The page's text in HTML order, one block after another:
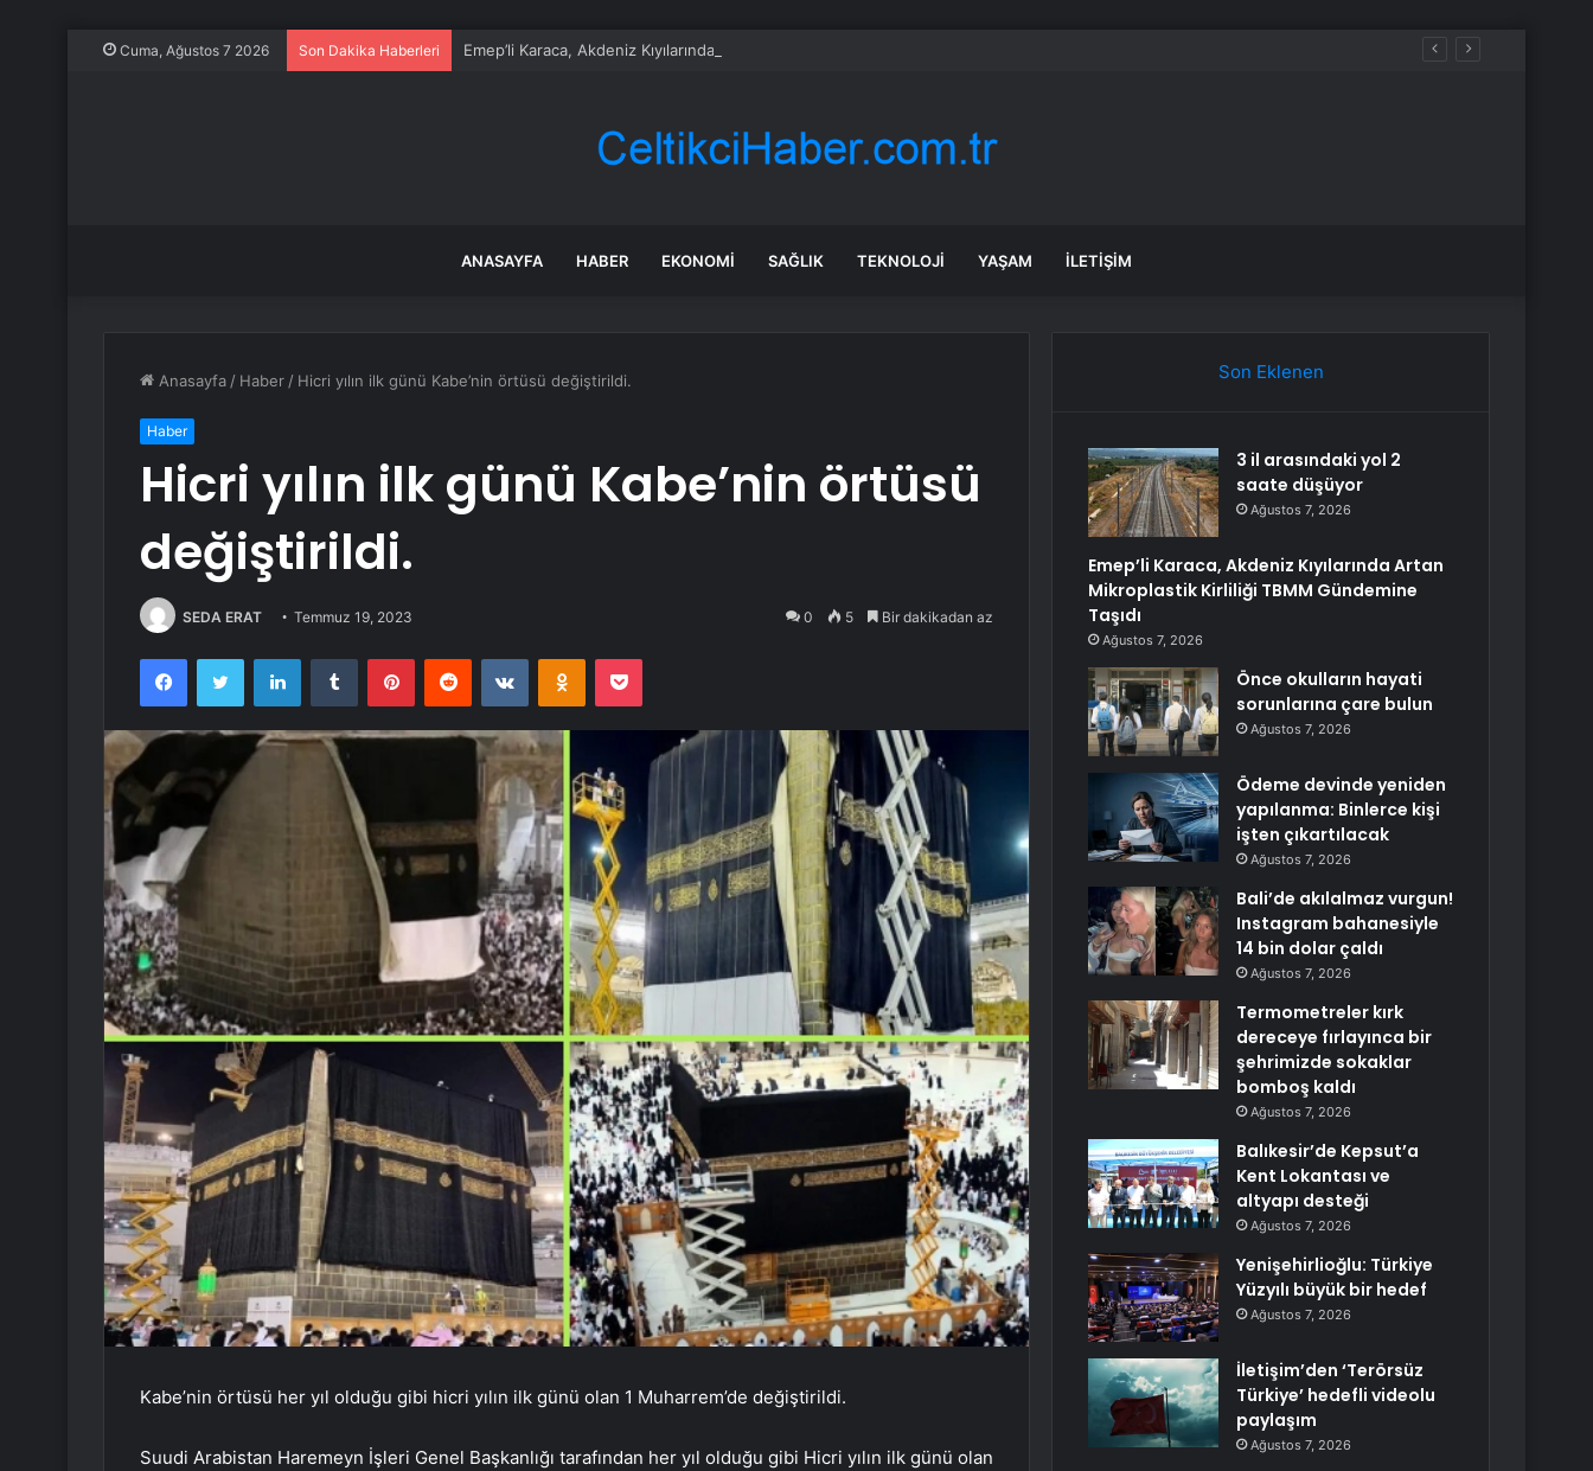
Cuma, Ağustos 7 2026 Son Dakika Haberleri Emep’li Karaca, Akdeniz Kıyılarında Artan Mikroplastik Kirliliği TBMM Gündemine Taşıdı
ANASAYFA HABER EKONOMI SAĞLIK TEKNOLOJI YAŞAM İLETIŞIM
Anasayfa / Haber / Hicri yılın ilk günü Kabe’nin örtüsü değiştirildi.
Haber
Hicri yılın ilk günü Kabe’nin örtüsü
değiştirildi.
SEDA ERAT Temmuz 19, 2023 0 5 Bir dakikadan az
FacebookTwitter LinkedInTumblr PinterestReddit VKontakteOdnoklassniki
Pocket
Kabe’nin örtüsü her yıl olduğu gibi hicri yılın ilk günü olan 1 Muharrem’de değiştirildi.
Suudi Arabistan Haremeyn İşleri Genel Başkanlığı tarafından her yıl olduğu gibi Hicri yılın ilk günü olan
Son Eklenen
3 il arasındaki yol 2
saate düşüyor
Ağustos 7, 2026
Emep’li Karaca, Akdeniz Kıyılarında Artan
Mikroplastik Kirliliği TBMM Gündemine
Taşıdı
Ağustos 7, 2026
Önce okulların hayati
sorunlarına çare bulun
Ağustos 7, 2026
Ödeme devinde yeniden
yapılanma: Binlerce kişi
işten çıkartılacak
Ağustos 7, 2026
Bali’de akılalmaz vurgun!
Instagram bahanesiyle
14 bin dolar çaldı
Ağustos 7, 2026
Termometreler kırk
dereceye fırlayınca bir
şehrimizde sokaklar
bomboş kaldı
Ağustos 7, 2026
Balıkesir’de Kepsut’a
Kent Lokantası ve
altyapı desteği
Ağustos 7, 2026
Yenişehirlioğlu: Türkiye
Yüzyılı büyük bir hedef
Ağustos 7, 2026
İletişim’den ‘Terörsüz
Türkiye’ hedefli videolu
paylaşım
Ağustos 7, 2026